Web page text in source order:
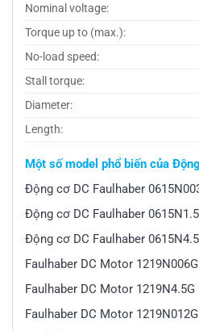
Nominal voltage:
Torque up to (max.):
No-load speed:
Stall torque:
Diameter:
Length:
Một số model phổ biến của
Động cơ DC Faulhaber
Động cơ DC Faulhaber
Động cơ DC Faulhaber
Faulhaber DC Motor 1219N006G
Faulhaber DC Motor 1219N4.5G
Faulhaber DC Motor 1219N012G